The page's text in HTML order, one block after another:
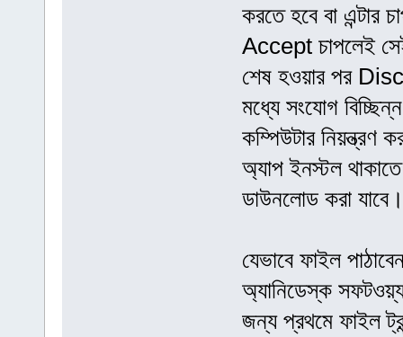
করতে হবে বা এন্টার
Accept চাপলেই
শেষ হওয়ার পর
মধ্যে সংযোগ
কম্পিউটার
অ্যাপ ইনস্টল
ডাউনলোড করা
যেভাবে ফাইল
অ্যানিডেস্ক
জন্য প্রথমে ফাইল